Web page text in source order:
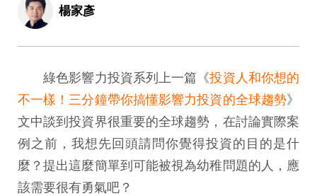
楊家彥
綠色影響力投資系列上一篇《投資人和你想的
不一樣！三分鐘帶你搞懂影響力投資的全球趨勢》
文中談到投資界很重要的全球趨勢，在討論實際案
例之前，我想先回頭請問你覺得投資的目的是什
麼？提出這麼簡單到可能被視為幼稚問題的人，應
該需要很有勇氣吧？